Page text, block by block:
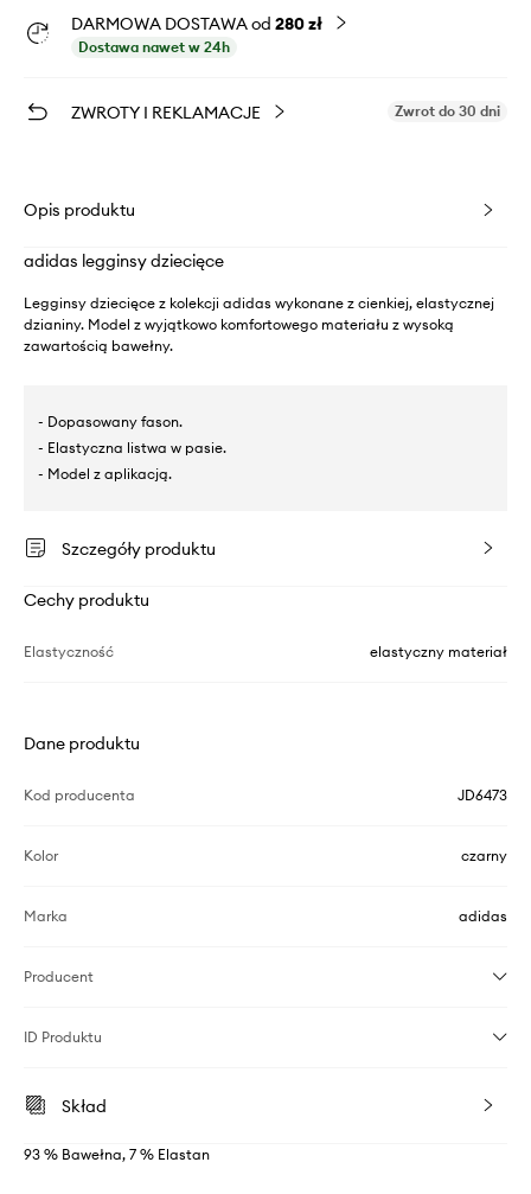
DARMOWA DOSTAWA od 280 zł
Dostawa nawet w 24h
ZWROTY I REKLAMACJE Zwrot do 30 dni
Opis produktu
adidas legginsy dziecięce
Legginsy dziecięce z kolekcji adidas wykonane z cienkiej, elastycznej
dzianiny. Model z wyjątkowo komfortowego materiału z wysoką
zawartością bawełny.
- Dopasowany fason.
- Elastyczna listwa w pasie.
- Model z aplikacją.
Szczegóły produktu
Cechy produktu
Elastyczność elastyczny materiał
Dane produktu
Kod producenta JD6473
Kolor czarny
Marka adidas
Producent
ID Produktu
Skład
93 % Bawełna, 7 % Elastan